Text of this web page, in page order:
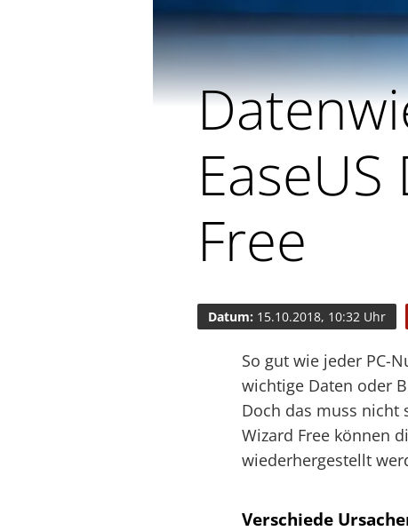
Free
Datum: 15.10.2018, 10:32 Uhr
So gut wie jeder PC-
wichtige Daten oder
Doch das muss nicht
Wizard Free können
wiederhergestellt
Verschiede